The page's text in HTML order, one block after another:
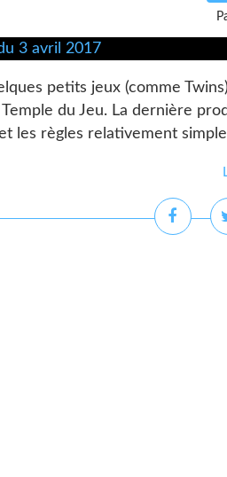
petits jeux (comme
du Jeu. La dernière
les règles relativement